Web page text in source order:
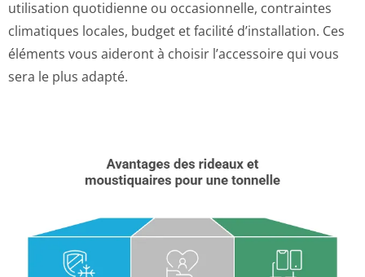
utilisation quotidienne ou occasionnelle, contraintes
climatiques locales, budget et facilité d’installation. Ces
éléments vous aideront à choisir l’accessoire qui vous
sera le plus adapté.